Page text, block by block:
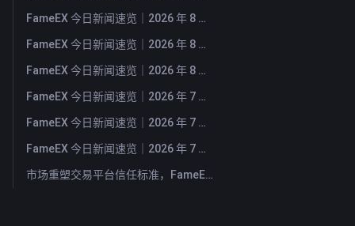
FameEX 今日新闻速览｜2026 年 8 月 5 日
FameEX 今日新闻速览｜2026 年 8 月 4 日
FameEX 今日新闻速览｜2026 年 8 月 3 日
FameEX 今日新闻速览｜2026 年 7 月 31 日
FameEX 今日新闻速览｜2026 年 7 月 30 日
FameEX 今日新闻速览｜2026 年 7 月 29 日
市场重塑交易平台信任标准，FameEX 以八年稳健运营持续服务全球用户